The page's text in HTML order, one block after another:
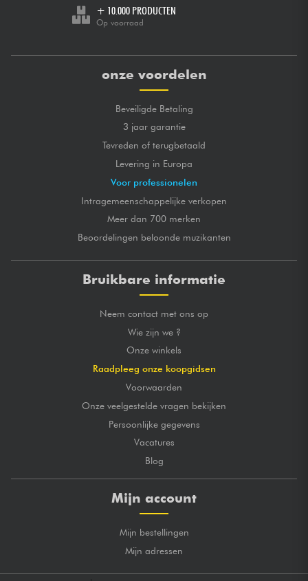
+ 10.000 PRODUCTEN
Op voorraad
onze voordelen
Beveiligde Betaling
3 jaar garantie
Tevreden of terugbetaald
Levering in Europa
Voor professionelen
Intragemeenschappelijke verkopen
Meer dan 700 merken
Beoordelingen beloonde muzikanten
Bruikbare informatie
Neem contact met ons op
Wie zijn we ?
Onze winkels
Raadpleeg onze koopgidsen
Voorwaarden
Onze veelgestelde vragen bekijken
Persoonlijke gegevens
Vacatures
Blog
Mijn account
Mijn bestellingen
Mijn adressen